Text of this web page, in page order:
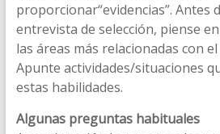
proporcionar“evidencias”. Antes
entrevista de selección, piense
las áreas más relacionadas con
Apunte actividades/situaciones
estas habilidades.
Algunas preguntas habituales